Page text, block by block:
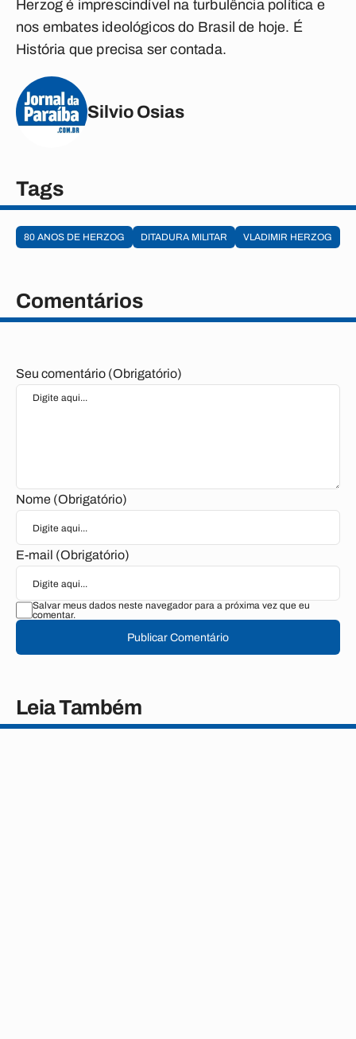
Herzog é imprescindível na turbulência política e
nos embates ideológicos do Brasil de hoje. É
História que precisa ser contada.
Silvio Osias
Tags
80 ANOS DE HERZOG DITADURA MILITAR VLADIMIR HERZOG
Comentários
Seu comentário (Obrigatório)
Nome (Obrigatório)
E-mail (Obrigatório)
Salvar meus dados neste navegador para a próxima vez que eu
comentar.
Publicar Comentário
Leia Também